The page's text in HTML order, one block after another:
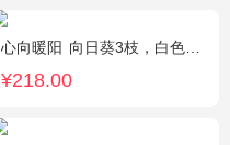
心向暖阳 向日葵3枝，白色洋桔梗0.5扎，绿色小雏菊2枝，雪柳0.1扎
¥218.00